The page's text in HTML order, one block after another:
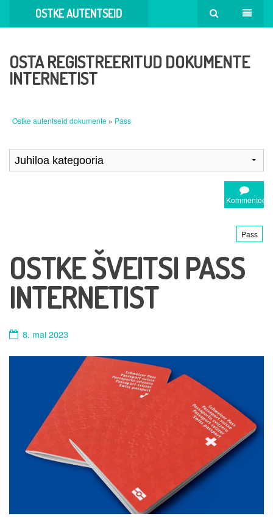
OSTKE AUTENTSEID
OSTA REGISTREERITUD DOKUMENTE
INTERNETIST
Ostke autentseid dokumente » Pass
Kommenteeri
Pass
OSTKE ŠVEITSI PASS
INTERNETIST
8. mai 2023